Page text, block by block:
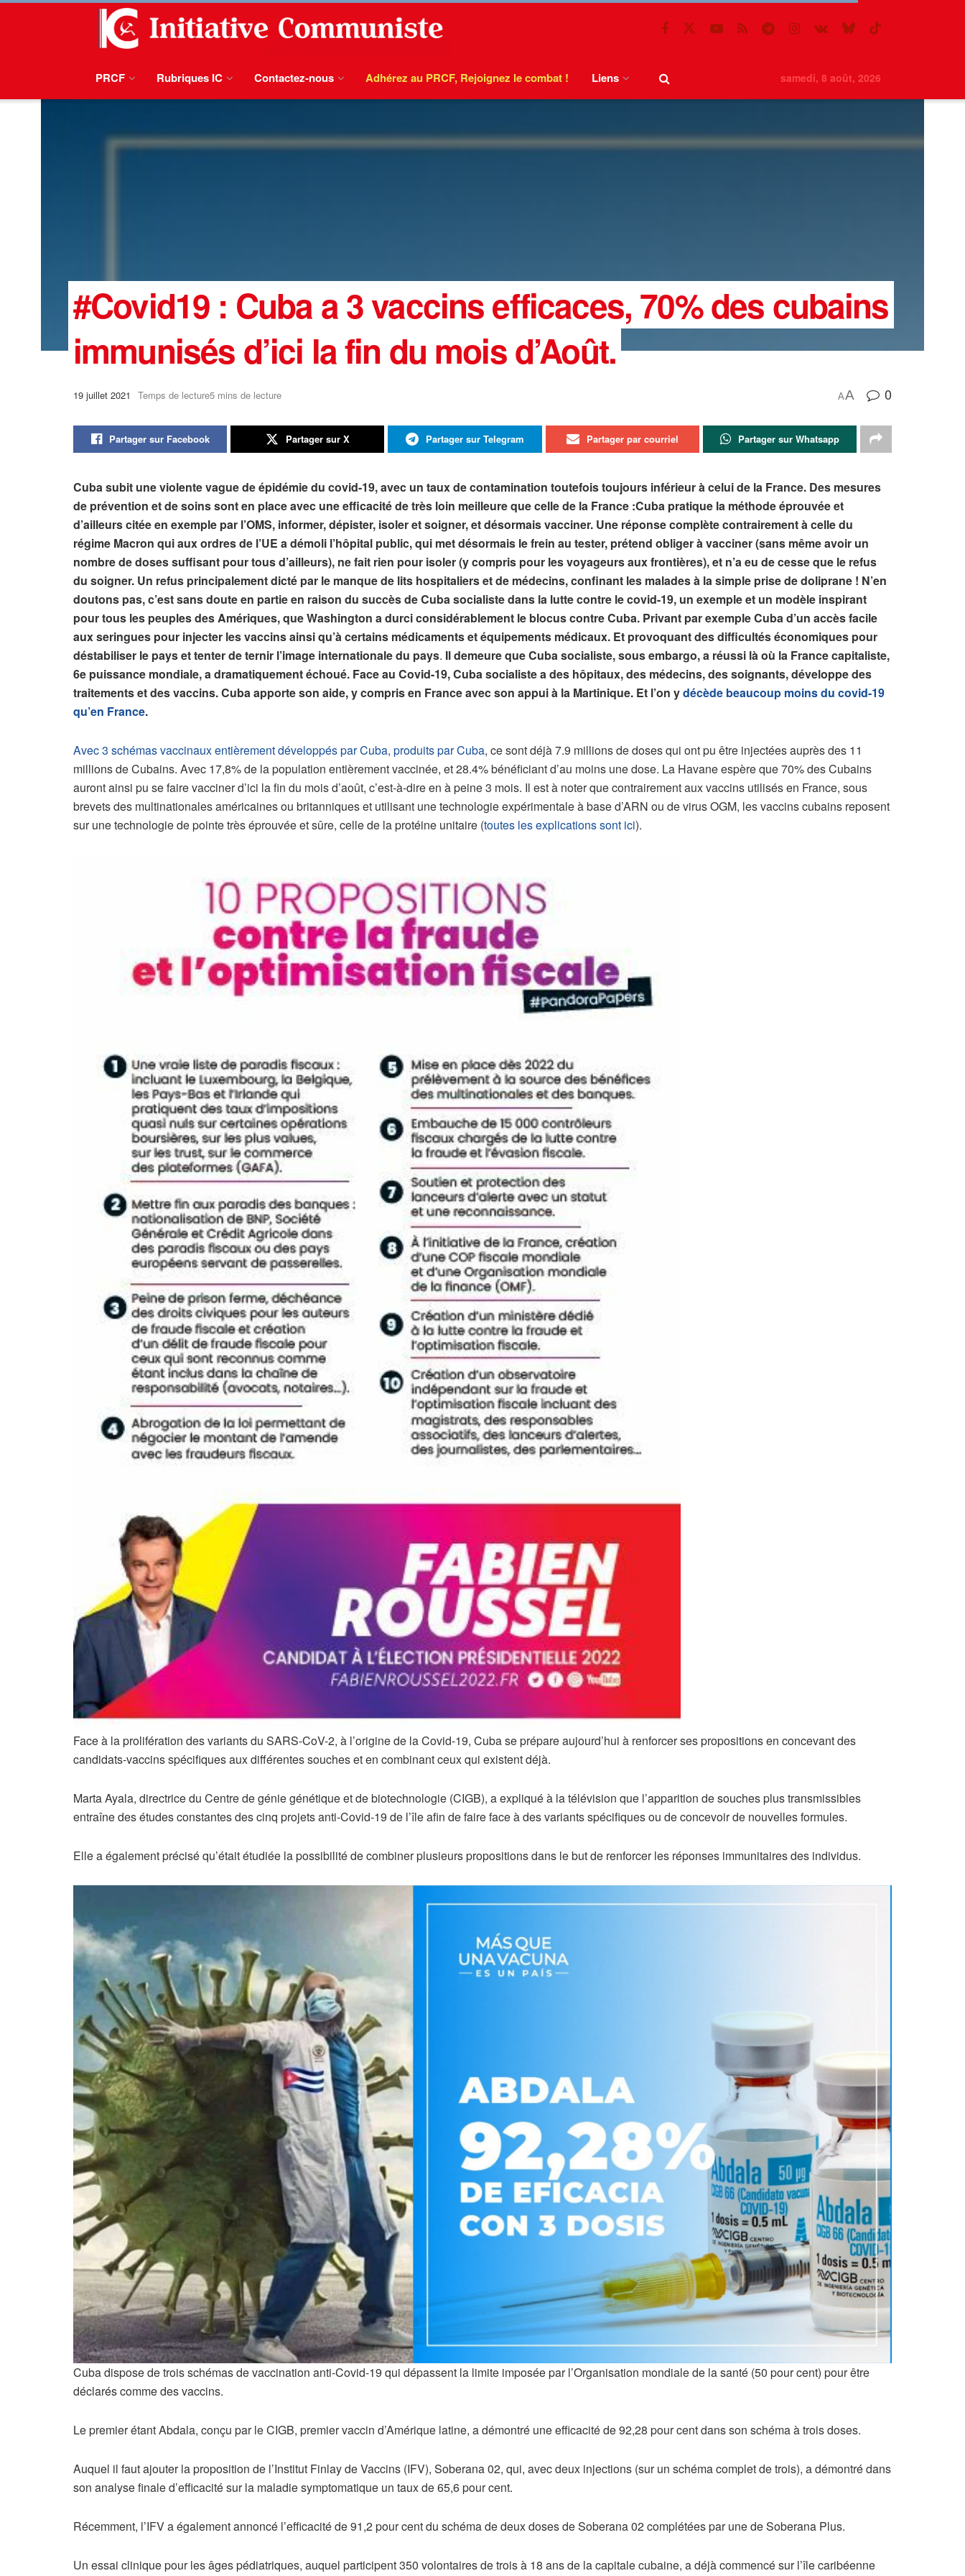
PRCF Rubriques IC Contactez-nous Adhérez au PRCF, Rejoignez le combat ! Liens samedi, 8 août, 2026
#Covid19 : Cuba a 3 vaccins efficaces, 70% des cubains
immunisés d’ici la fin du mois d’Août.
19 juillet 2021 Temps de lecture5 mins de lecture AA 0
Partager sur Facebook Partager sur X Partager sur Telegram Partager par courriel Partager sur Whatsapp
Cuba subit une violente vague de épidémie du covid-19, avec un taux de contamination toutefois toujours inférieur à celui de la France. Des mesures
de prévention et de soins sont en place avec une efficacité de très loin meilleure que celle de la France :Cuba pratique la méthode éprouvée et
d’ailleurs citée en exemple par l’OMS, informer, dépister, isoler et soigner, et désormais vacciner. Une réponse complète contrairement à celle du
régime Macron qui aux ordres de l’UE a démoli l’hôpital public, qui met désormais le frein au tester, prétend obliger à vacciner (sans même avoir un
nombre de doses suffisant pour tous d’ailleurs), ne fait rien pour isoler (y compris pour les voyageurs aux frontières), et n’a eu de cesse que le refus
du soigner. Un refus principalement dicté par le manque de lits hospitaliers et de médecins, confinant les malades à la simple prise de doliprane ! N’en
doutons pas, c’est sans doute en partie en raison du succès de Cuba socialiste dans la lutte contre le covid-19, un exemple et un modèle inspirant
pour tous les peuples des Amériques, que Washington a durci considérablement le blocus contre Cuba. Privant par exemple Cuba d’un accès facile
aux seringues pour injecter les vaccins ainsi qu’à certains médicaments et équipements médicaux. Et provoquant des difficultés économiques pour
déstabiliser le pays et tenter de ternir l’image internationale du pays. Il demeure que Cuba socialiste, sous embargo, a réussi là où la France capitaliste,
6e puissance mondiale, a dramatiquement échoué. Face au Covid-19, Cuba socialiste a des hôpitaux, des médecins, des soignants, développe des
traitements et des vaccins. Cuba apporte son aide, y compris en France avec son appui à la Martinique. Et l’on ydécède beaucoup moins du covid-19
qu’en France.
Avec 3 schémas vaccinaux entièrement développés par Cuba, produits par Cuba, ce sont déjà 7.9 millions de doses qui ont pu être injectées auprès des 11
millions de Cubains. Avec 17,8% de la population entièrement vaccinée, et 28.4% bénéficiant d’au moins une dose. La Havane espère que 70% des Cubains
auront ainsi pu se faire vacciner d’ici la fin du mois d’août, c’est-à-dire en à peine 3 mois. Il est à noter que contrairement aux vaccins utilisés en France, sous
brevets des multinationales américaines ou britanniques et utilisant une technologie expérimentale à base d’ARN ou de virus OGM, les vaccins cubains reposent
sur une technologie de pointe très éprouvée et sûre, celle de la protéine unitaire (toutes les explications sont ici).
Face à la prolifération des variants du SARS-CoV-2, à l’origine de la Covid-19, Cuba se prépare aujourd’hui à renforcer ses propositions en concevant des
candidats-vaccins spécifiques aux différentes souches et en combinant ceux qui existent déjà.
Marta Ayala, directrice du Centre de génie génétique et de biotechnologie (CIGB), a expliqué à la télévision que l’apparition de souches plus transmissibles
entraîne des études constantes des cinq projets anti-Covid-19 de l’île afin de faire face à des variants spécifiques ou de concevoir de nouvelles formules.
Elle a également précisé qu’était étudiée la possibilité de combiner plusieurs propositions dans le but de renforcer les réponses immunitaires des individus.
Cuba dispose de trois schémas de vaccination anti-Covid-19 qui dépassent la limite imposée par l’Organisation mondiale de la santé (50 pour cent) pour être
déclarés comme des vaccins.
Le premier étant Abdala, conçu par le CIGB, premier vaccin d’Amérique latine, a démontré une efficacité de 92,28 pour cent dans son schéma à trois doses.
Auquel il faut ajouter la proposition de l’Institut Finlay de Vaccins (IFV), Soberana 02, qui, avec deux injections (sur un schéma complet de trois), a démontré dans
son analyse finale d’efficacité sur la maladie symptomatique un taux de 65,6 pour cent.
Récemment, l’IFV a également annoncé l’efficacité de 91,2 pour cent du schéma de deux doses de Soberana 02 complétées par une de Soberana Plus.
Un essai clinique pour les âges pédiatriques, auquel participent 350 volontaires de trois à 18 ans de la capitale cubaine, a déjà commencé sur l’île caribéenne